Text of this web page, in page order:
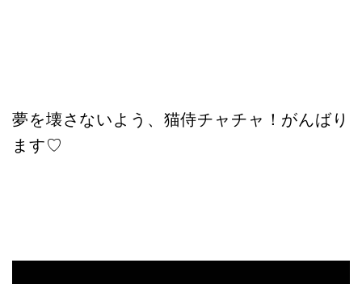
夢を壊さないよう、猫侍チャチャ！がんばり
ます♡